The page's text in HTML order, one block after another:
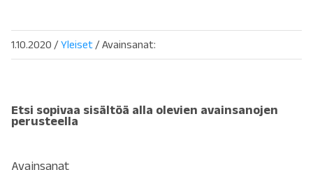
1.10.2020 /Yleiset / Avainsanat:
Etsi sopivaa sisältöä alla olevien avainsanojen
perusteella
Avainsanat